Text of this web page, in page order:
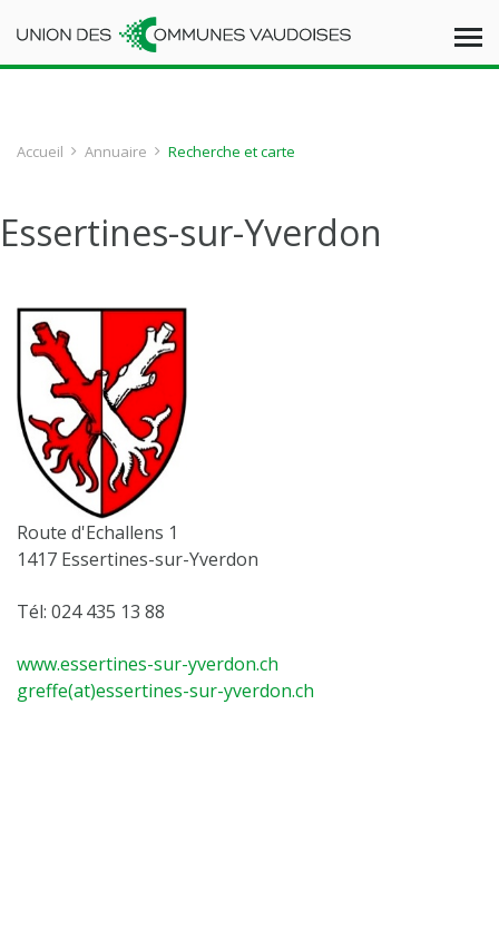
Accueil Annuaire Recherche et carte
Essertines-sur-Yverdon
Route d'Echallens 1
1417 Essertines-sur-Yverdon
Tél: 024 435 13 88
www.essertines-sur-yverdon.ch
greffe(at)essertines-sur-yverdon.ch